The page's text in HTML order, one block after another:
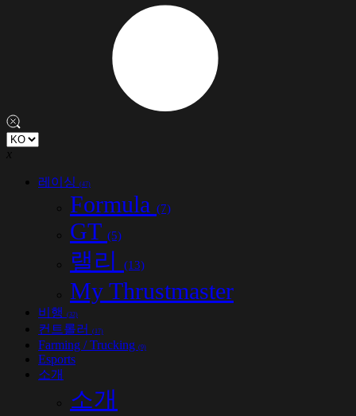
x
레이싱 (47)
Formula (7)
GT (5)
랠리 (13)
My Thrustmaster
비행 (32)
컨트롤러 (17)
Farming / Trucking (9)
Esports
소개
소개